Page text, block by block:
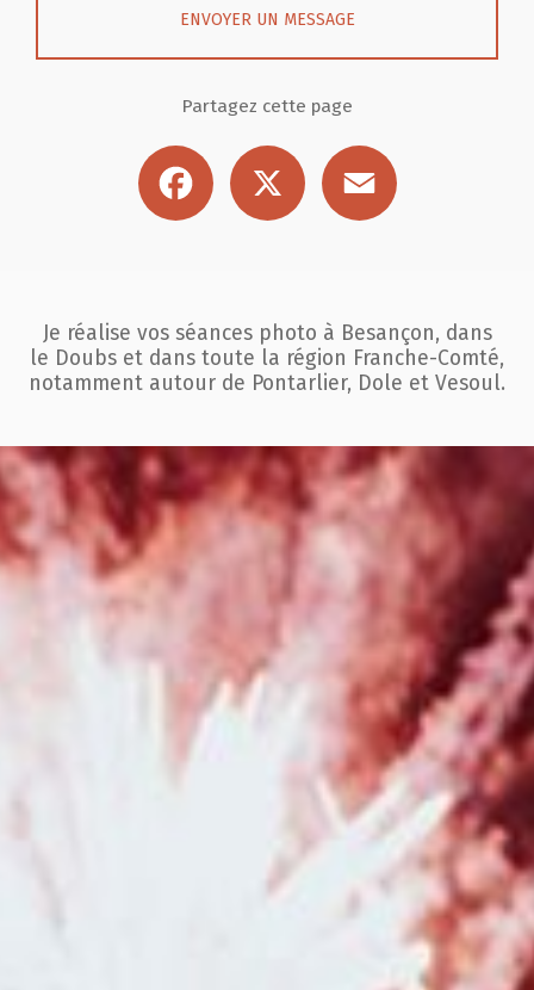
ENVOYER UN MESSAGE
Partagez cette page
Facebook
Je réalise vos séances photo à Besançon, dans
le Doubs et dans toute la région Franche-Comté,
notamment autour de Pontarlier, Dole et Vesoul.